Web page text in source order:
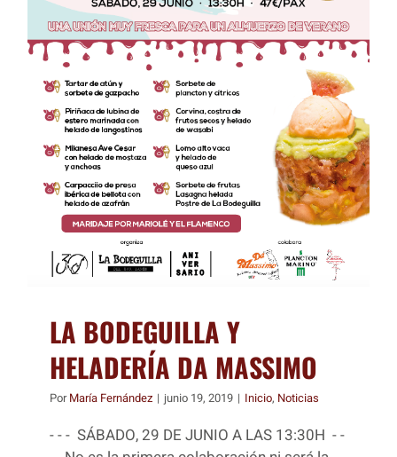
LA BODEGUILLA Y
HELADERÍA DA MASSIMO
PorMaría Fernández | junio 19, 2019 | Inicio, Noticias
- - - SÁBADO, 29 DE JUNIO A LAS 13:30H - -